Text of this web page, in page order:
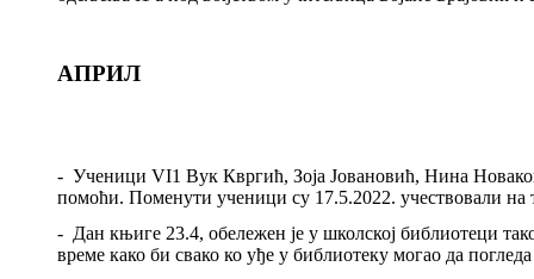
АПРИЛ
- Ученици VI1 Вук Квргић, Зоја Јовановић, Нина
помоћи. Поменути ученици су 17.5.2022. учествовали
- Дан књиге 23.4, обележен је у школској библиотеци
време како би свако ко уђе у библиотеку могао да